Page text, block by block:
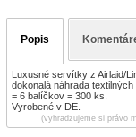
Popis
Luxusné servítky z Airlaid/
dokonalá náhrada
= 6 balíčkov = 300 ks.
Vyrobené v DE.
(vyhradzujeme si právo